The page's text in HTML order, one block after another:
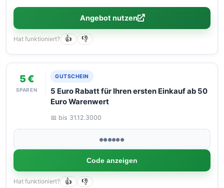
Angebot nutzen
Hat funktioniert? 👍 👎
5 €
SPAREN
GUTSCHEIN
5 Euro Rabatt für Ihren ersten Einkauf ab 50
Euro Warenwert
📅 bis 31.12.3000
●●●●●●
Code anzeigen
Hat funktioniert? 👍 👎